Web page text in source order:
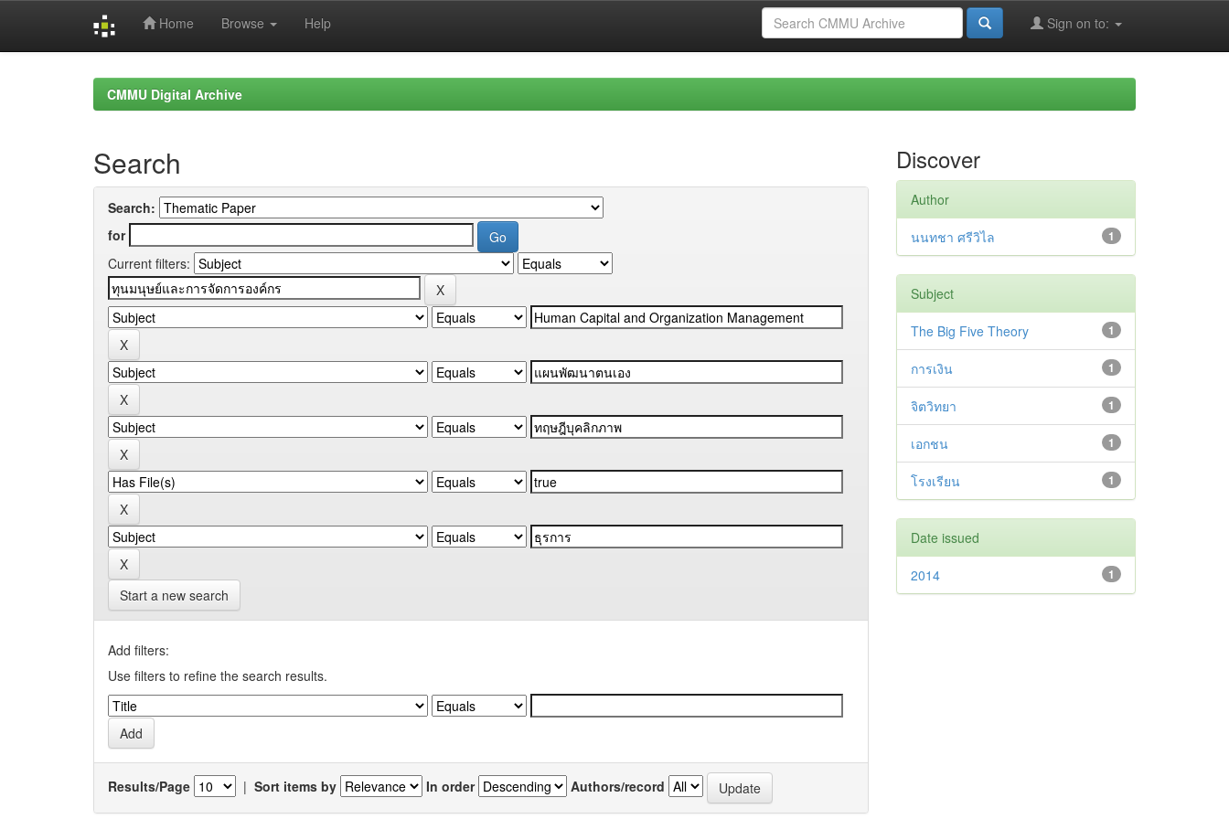
Home Browse Help Sign on to:
CMMU Digital Archive
Search
Search:
for
Current filters:
Start a new search
Add filters:
Use filters to refine the search results.
Results/Page | Sort items by In order Authors/record
Discover
Author
1
นนทชา ศรีวิไล
Subject
1
The Big Five Theory
1
การเงิน
1
จิตวิทยา
1
เอกชน
1
โรงเรียน
Date issued
1
2014